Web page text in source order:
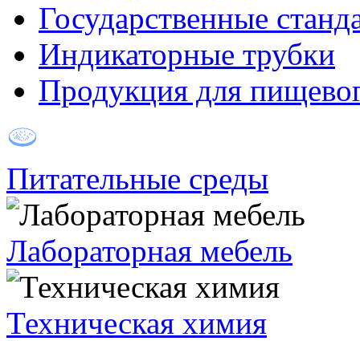
Государственные
Индикаторные трубки
Продукция для
Питательные среды
Лабораторная мебель
Техническая химия